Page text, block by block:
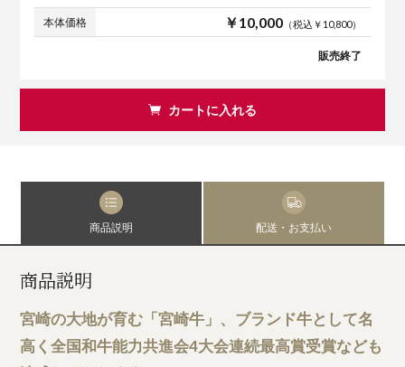
本体価格 ￥10,000（税込￥10,800）
販売終了
カートに入れる
商品説明 配送・お支払い
商品説明
宮崎の大地が育む「宮崎牛」、ブランド牛として名
高く全国和牛能力共進会4大会連続最高賞受賞なども